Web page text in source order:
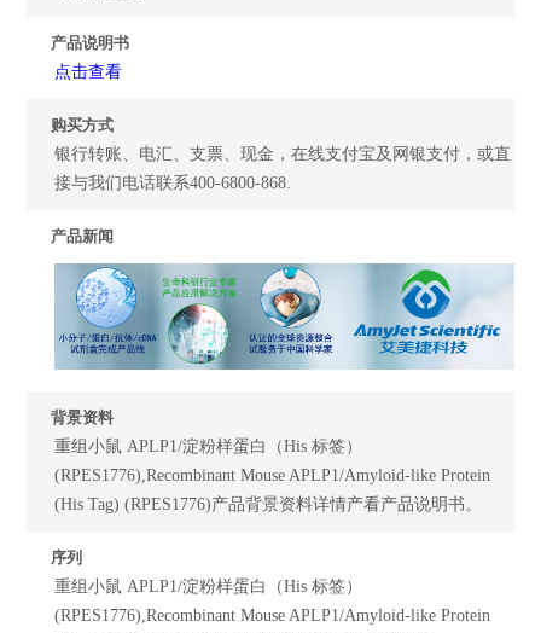
产品说明书
点击查看
购买方式
银行转账、电汇、支票、现金，在线支付宝及网银支付，或直
接与我们电话联系400-6800-868.
产品新闻
背景资料
重组小鼠 APLP1/淀粉样蛋白（His 标签）
(RPES1776),Recombinant Mouse APLP1/Amyloid-like Protein
(His Tag) (RPES1776)产品背景资料详情产看产品说明书。
序列
重组小鼠 APLP1/淀粉样蛋白（His 标签）
(RPES1776),Recombinant Mouse APLP1/Amyloid-like Protein